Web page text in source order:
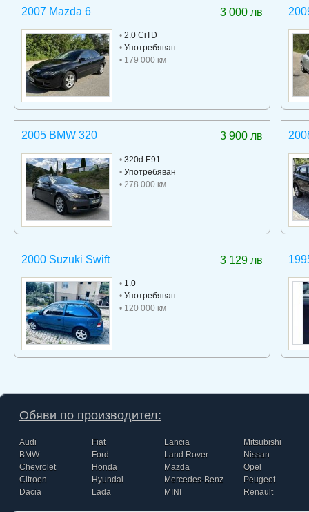
3 000 лв
2007 Mazda 6
• 2.0 CiTD
• Употребяван
• 179 000 км
3 900 лв
2005 BMW 320
• 320d E91
• Употребяван
• 278 000 км
3 129 лв
2000 Suzuki Swift
• 1.0
• Употребяван
• 120 000 км
Обяви по производител:
Audi
BMW
Chevrolet
Citroen
Dacia
Fiat
Ford
Honda
Hyundai
Lada
Lancia
Land Rover
Mazda
Mercedes-Benz
MINI
Mitsubishi
Nissan
Opel
Peugeot
Renault